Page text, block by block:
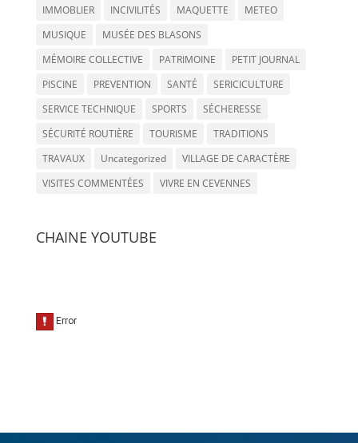
IMMOBLIER INCIVILITÉS MAQUETTE
METEO
MUSIQUE
MUSÉE DES BLASONS
MÉMOIRE COLLECTIVE
PATRIMOINE
PETIT JOURNAL
PISCINE
PREVENTION SANTÉ
SERICICULTURE
SERVICE TECHNIQUE
SPORTS
SÉCHERESSE
SÉCURITÉ ROUTIÈRE
TOURISME
TRADITIONS
TRAVAUX
Uncategorized
VILLAGE DE CARACTÈRE
VISITES COMMENTÉES
VIVRE EN CEVENNES
CHAINE YOUTUBE